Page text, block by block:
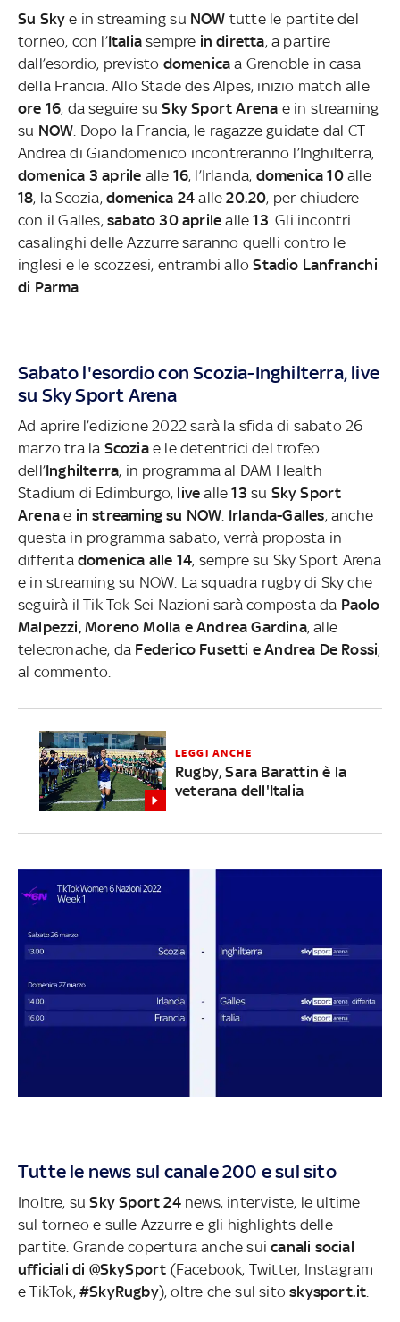
Su Skye in streaming su NOW tutte le partite del
torneo, con l’Italia sempre in diretta, a partire
dall’esordio, previsto domenicaa Grenoble in casa
della Francia. Allo Stade des Alpes, inizio match alle
ore 16, da seguire suSky Sport Arena e in streaming
su NOW Dopo la Francia, le ragazze guidate dal CT
Andrea di Giandomenico incontreranno l’Inghilterra,
domenica 3 aprile alle 16, l’Irlanda, domenica 10alle
18, la Scozia, domenica 24 alle20.20, per chiudere
con il Galles, sabato 30 aprile alle13 .Gli incontri
casalinghi delle Azzurre saranno quelli contro le
inglesi e le scozzesi, entrambi alloStadio Lanfranchi
di Parma
Sabato l'esordio con Scozia-Inghilterra, live
su Sky Sport Arena
Ad aprire l’edizione 2022 sarà la sfida di sabato 26
marzo tra la Scoziae le detentrici del trofeo
dell’Inghilterra, in programma al DAM Health
Stadium di Edimburgo, live alle13 su Sky Sport
Arenae in streaming su NOW Irlanda-Galles, anche
questa in programma sabato, verrà proposta in
differita domenica alle 14, sempre su Sky Sport Arena
e in streaming su NOW. La squadra rugby di Sky che
seguirà il Tik Tok Sei Nazioni sarà composta da Paolo
Malpezzi, Moreno Molla e Andrea Gardina, alle
telecronache, da Federico Fusetti e Andrea De Rossi,
al commento.
LEGGI ANCHE
Rugby, Sara Barattin è la
veterana dell'Italia
Tutte le news sul canale 200 e sul sito
Inoltre, suSky Sport 24news, interviste, le ultime
sul torneo e sulle Azzurre e gli highlights delle
partite. Grande copertura anche suicanali social
ufficiali di @SkySport (Facebook, Twitter, Instagram
e TikTok, #SkyRugby), oltre che sul sitoskysport.it.